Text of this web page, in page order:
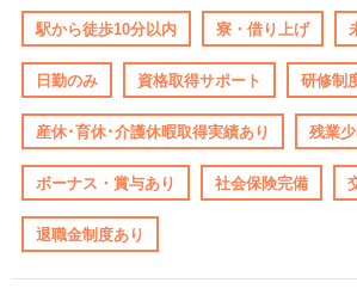
駅から徒歩10分以内 寮・借り上げ
日勤のみ 資格取得サポート 研修制
産休･育休･介護休暇取得実績あり 残業
ボーナス・賞与あり 社会保険完備
退職金制度あり